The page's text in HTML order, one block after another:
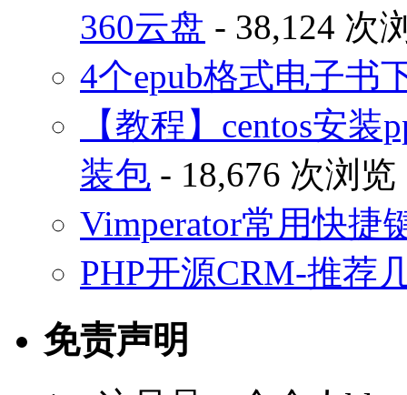
360云盘 - 38,124 次
4个epub格式电子书
【教程】centos安
装包 - 18,676 次浏览
Vimperator常用快捷
PHP开源CRM-推荐
免责声明